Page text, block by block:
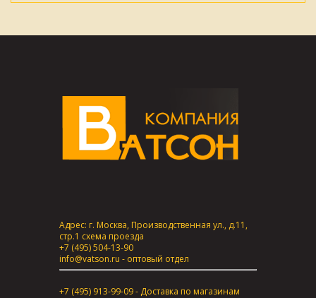
Адрес: г. Москва, Производственная ул., д.11,
стр.1 схема проезда
+7 (495) 504-13-90
info@vatson.ru - оптовый отдел
+7 (495) 913-99-09 - Доставка по магазинам